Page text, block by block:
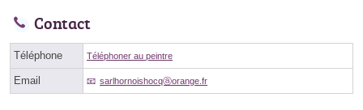
Contact
Téléphone Téléphoner au peintre
Email sarlhornoishocqⓐorange.fr